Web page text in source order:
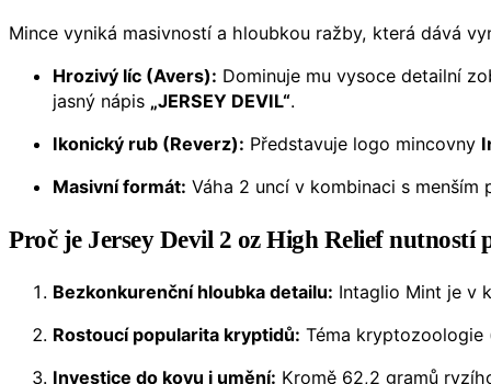
Mince vyniká masivností a hloubkou ražby, která dává
Hrozivý líc (Avers): Dominuje mu vysoce detailní
jasný nápis „JERSEY DEVIL“.
Ikonický rub (Reverz): Představuje logo mincovny
Masivní formát: Váha 2 uncí v kombinaci s
Proč je Jersey Devil 2 oz High Relief nutností
Bezkonkurenční hloubka detailu: Intaglio Mint je v
Rostoucí popularita kryptidů: Téma kryptozoologie
Investice do kovu i umění: Kromě 62,2 gramů